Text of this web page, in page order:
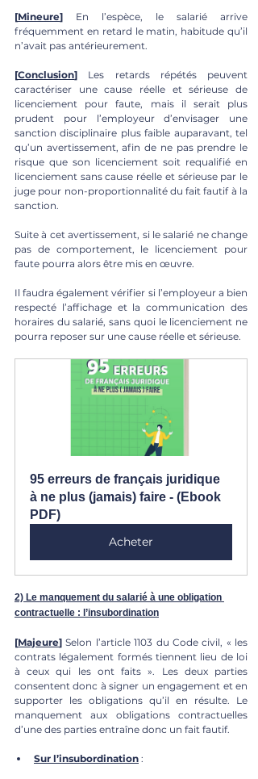
[Mineure] En l’espèce, le salarié arrive
fréquemment en retard le matin, habitude qu’il
n’avait pas antérieurement.
[Conclusion] Les retards répétés peuvent
caractériser une cause réelle et sérieuse de
licenciement pour faute, mais il serait plus
prudent pour l’employeur d’envisager une
sanction disciplinaire plus faible auparavant, tel
qu’un avertissement, afin de ne pas prendre le
risque que son licenciement soit requalifié en
licenciement sans cause réelle et sérieuse par le
juge pour non-proportionnalité du fait fautif à la
sanction.
Suite à cet avertissement, si le salarié ne change
pas de comportement, le licenciement pour
faute pourra alors être mis en œuvre.
Il faudra également vérifier si l’employeur a bien
respecté l’affichage et la communication des
horaires du salarié, sans quoi le licenciement ne
pourra reposer sur une cause réelle et sérieuse.
95 erreurs de français juridique
à ne plus (jamais) faire - (Ebook
PDF)
Acheter
2) Le manquement du salarié à une obligation
contractuelle : l’insubordination
[Majeure] Selon l’article 1103 du Code civil, « les
contrats légalement formés tiennent lieu de loi
à ceux qui les ont faits ». Les deux parties
consentent donc à signer un engagement et en
supporter les obligations qu’il en résulte. Le
manquement aux obligations contractuelles
d’une des parties entraîne donc un fait fautif.
Sur l’insubordination :